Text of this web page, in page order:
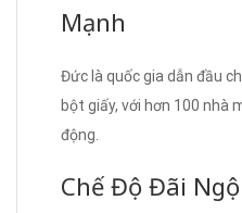
Mạnh
Đức là quốc gia dẫn đầu
bột giấy, với hơn 100 nhà
động.
Chế Độ Đãi